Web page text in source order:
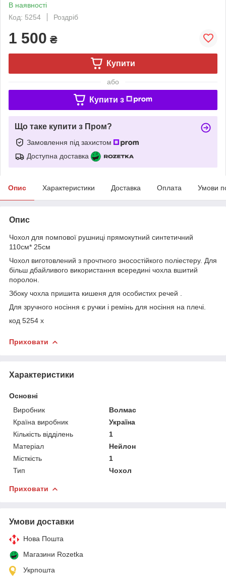
В наявності
Код: 5254
Роздріб
1 500 ₴
Купити
або
Купити з
Що таке купити з Пром?
Замовлення під захистом
Доступна доставка
Опис Характеристики Доставка Оплата Умови
Опис
Чохол для помпової рушниці прямокутний синтетичний
110см* 25см
Чохол виготовлений з прочтного зносостійкого поліестеру. Для
більш дбайливого використання всередині чохла вшитий
поролон.
Збоку чохла пришита кишеня для особистих речей .
Для зручного носіння є ручки і ремінь для носіння на плечі.
код 5254 х
Приховати
Характеристики
Основні
Виробник
Волмас
Країна виробник
Україна
Кількість відділень
1
Матеріал
Нейлон
Місткість
1
Тип
Чохол
Приховати
Умови доставки
Нова Пошта
Магазини Rozetka
Укрпошта